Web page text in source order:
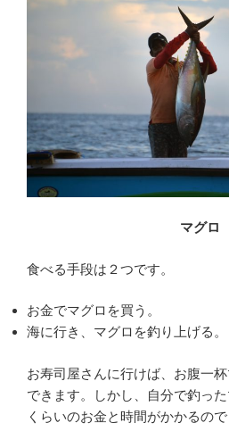
マグロ
食べる手段は２つです。
お金でマグロを買う。
海に行き、マグロを釣り上げる。
お寿司屋さんに行けば、お腹一
できます。しかし、自分で釣っ
くらいのお金と時間がかかるので